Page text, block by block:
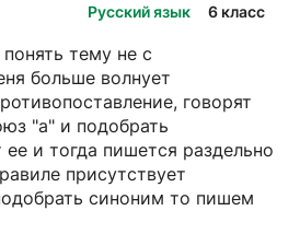
Русский язык 6 класс
тему не с
больше волнует
говорят
"а" и подобрать
и тогда пишется раздельно
присутствует
синоним то пишем